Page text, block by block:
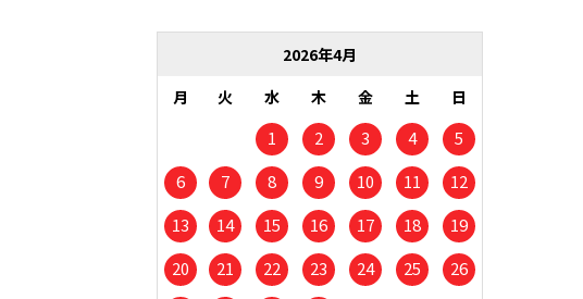
2026年4月
月
火 水 木 金 土 日
1 2 3 4
5
6
7 8 9 10 11
12
13
14 15 16 17 18
19
20
21 22 23 24 25 26